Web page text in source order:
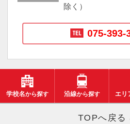
除く）
075-393-
学校名から探す 沿線から探す エリ
TOPへ戻る